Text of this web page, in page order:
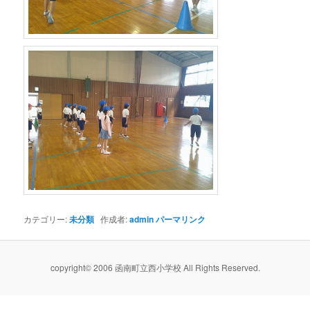
カテゴリー:未分類 作成者:adminパーマリンク
copyright© 2006 函南町立西小学校 All Rights Reserved.